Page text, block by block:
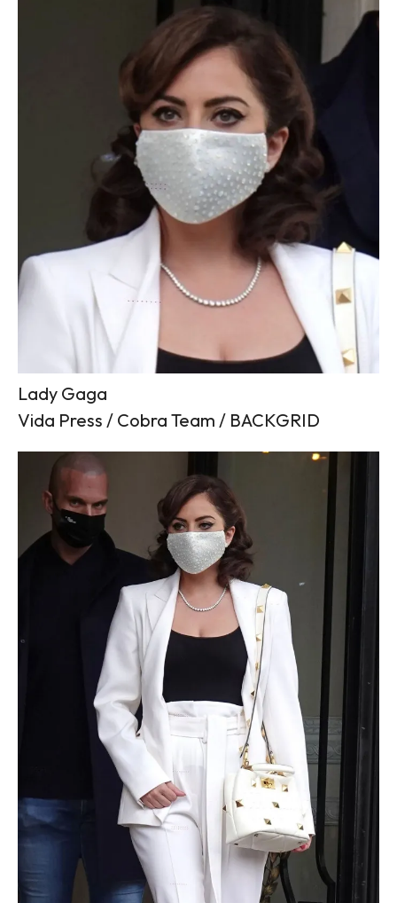
Lady Gaga
Vida Press / Cobra Team / BACKGRID